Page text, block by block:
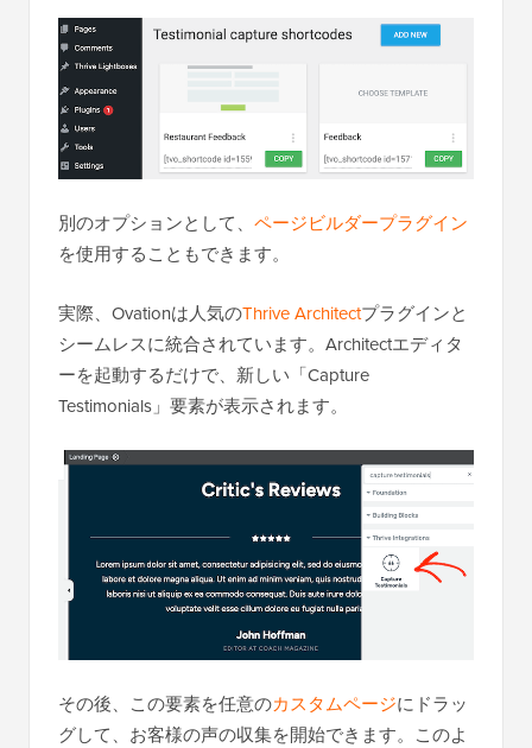
別のオプションとして、 ページビルダープラグイン
を使用することもできます。
実際、Ovationは人気のThrive Architectプラグインと
シームレスに統合されています。Architectエディタ
ーを起動するだけで、新しい「Capture
Testimonials」要素が表示されます。
その後、この要素を任意のカスタムページにドラッ
グして、お客様の声の収集を開始できます。このよ